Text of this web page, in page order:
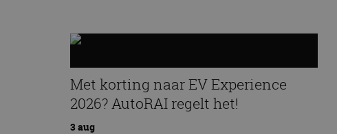
Met korting naar EV Experience
2026? AutoRAI regelt het!
3 aug